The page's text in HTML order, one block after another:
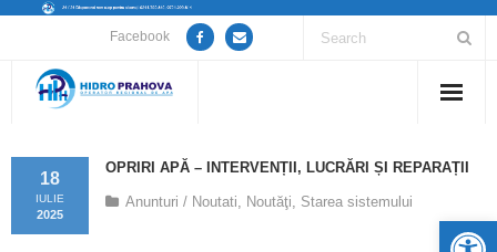
Facebook
Despre noi
OPRIRI APĂ – INTERVENȚII, LUCRĂRI ȘI REPARAȚII
18
IULIE
2025
Anunturi / Noutati, Noutăţi, Starea sistemului